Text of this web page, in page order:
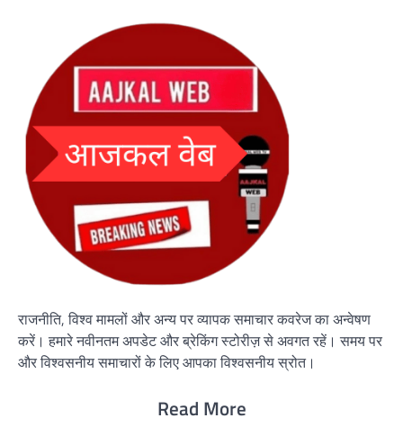
राजनीति, विश्व मामलों और अन्य पर व्यापक समाचार कवरेज का अन्वेषण
करें। हमारे नवीनतम अपडेट और ब्रेकिंग स्टोरीज़ से अवगत रहें। समय पर
और विश्वसनीय समाचारों के लिए आपका विश्वसनीय स्रोत।
Read More